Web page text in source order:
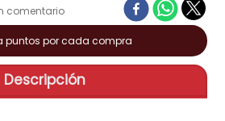
puntos por cada compra
Descripción